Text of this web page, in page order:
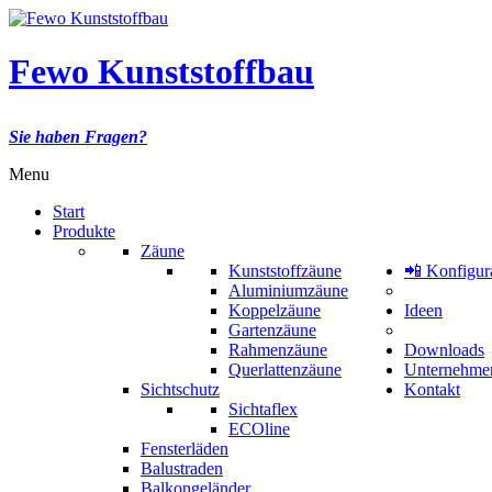
Fewo Kunststoffbau
Sie haben Fragen?
Menu
Start
Produkte
Zäune
Kunststoffzäune
Aluminiumzäune
Koppelzäune
Gartenzäune
Rahmenzäune
Querlattenzäune
Sichtschutz
Sichtaflex
ECOline
Fensterläden
Balustraden
Balkongeländer
📲
Ideen
Downloads
Kontakt